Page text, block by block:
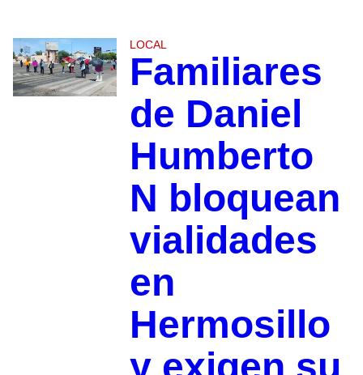
LOCAL
Familiares
de Daniel
Humberto
N bloquean
vialidades
en
Hermosillo